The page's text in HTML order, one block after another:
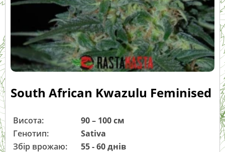
South African Kwazulu Feminised
Висота:
90 – 100 см
Генотип:
Sativa
Збір врожаю:
55 - 60 днів